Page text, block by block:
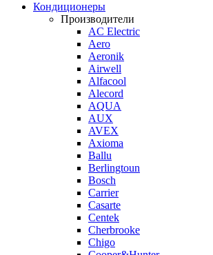
Кондиционеры
Производители
AC Electric
Aero
Aeronik
Airwell
Alfacool
Alecord
AQUA
AUX
AVEX
Axioma
Ballu
Berlingtoun
Bosch
Carrier
Casarte
Centek
Cherbrooke
Chigo